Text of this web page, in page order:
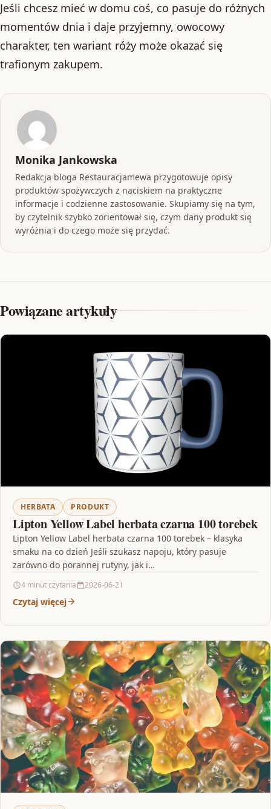
Jeśli chcesz mieć w domu coś, co pasuje do różnych
momentów dnia i daje przyjemny, owocowy
charakter, ten wariant róży może okazać się
trafionym zakupem.
Monika Jankowska
Redakcja bloga Restauracjamewa przygotowuje opisy
produktów spożywczych z naciskiem na praktyczne
informacje i codzienne zastosowanie. Skupiamy się na tym,
by czytelnik szybko zorientował się, czym dany produkt się
wyróżnia i do czego może się przydać.
Powiązane artykuły
HERBATA PRODUKT
Lipton Yellow Label herbata czarna 100 torebek
Lipton Yellow Label herbata czarna 100 torebek – klasyka
smaku na co dzień Jeśli szukasz napoju, który pasuje
zarówno do porannej rutyny, jak i…
4 minut czytania 2026-06-21
Czytaj więcej